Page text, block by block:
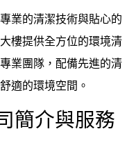
業的清潔技術與貼心的
樓提供全方位的環境清
業團隊，配備先進的清
適的環境空間。
簡介與服務